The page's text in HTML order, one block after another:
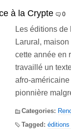
à la Crypte 0
Les éditions de
Larural,
cette année en
travaillé un
afro-
pionnière
Categories:
Tagged: